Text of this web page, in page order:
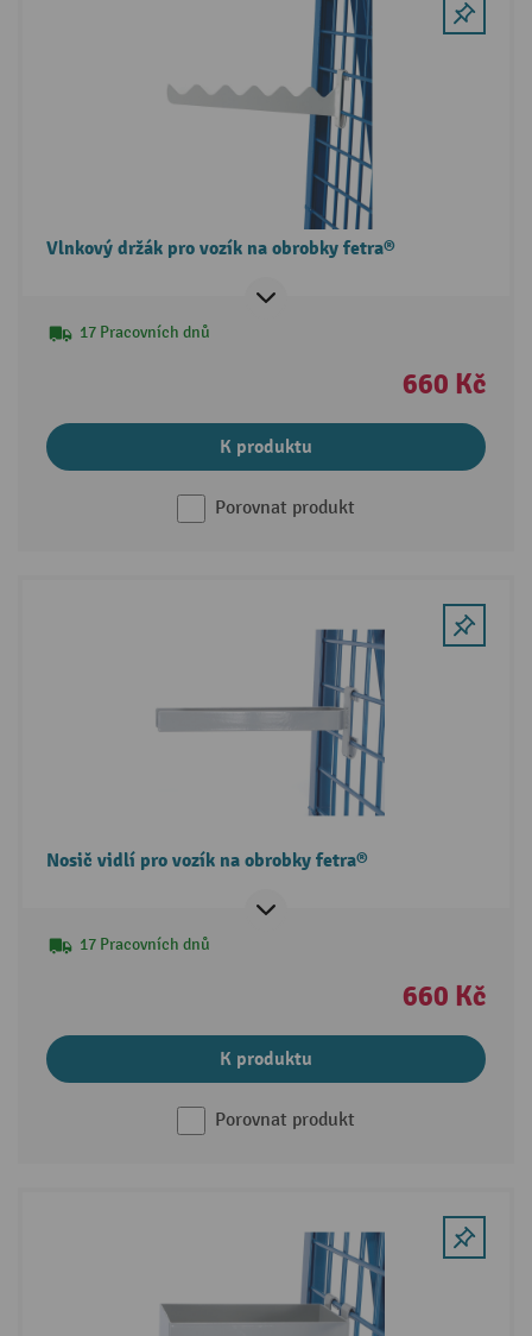
Vlnkový držák pro vozík na obrobky fetra®
17 Pracovních dnů
660 Kč
K produktu
Porovnat produkt
Nosič vidlí pro vozík na obrobky fetra®
17 Pracovních dnů
660 Kč
K produktu
Porovnat produkt